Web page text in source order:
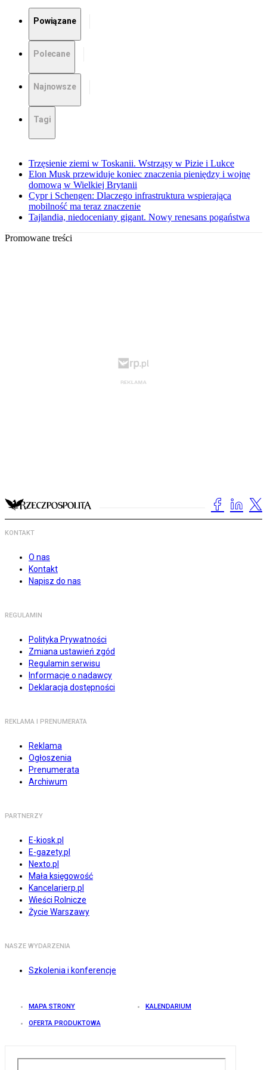
Powiązane
Polecane
Najnowsze
Tagi
Trzęsienie ziemi w Toskanii. Wstrząsy w Pizie i Lukce
Elon Musk przewiduje koniec znaczenia pieniędzy i wojnę
domową w Wielkiej Brytanii
Cypr i Schengen: Dlaczego infrastruktura wspierająca
mobilność ma teraz znaczenie
Tajlandia, niedoceniany gigant. Nowy renesans pogaństwa
Promowane treści
KONTAKT
O nas
Kontakt
Napisz do nas
REGULAMIN
Polityka Prywatności
Zmiana ustawień zgód
Regulamin serwisu
Informacje o nadawcy
Deklaracja dostępności
REKLAMA I PRENUMERATA
Reklama
Ogłoszenia
Prenumerata
Archiwum
PARTNERZY
E-kiosk.pl
E-gazety.pl
Nexto.pl
Mała księgowość
Kancelarierp.pl
Wieści Rolnicze
Życie Warszawy
NASZE WYDARZENIA
Szkolenia i konferencje
MAPA STRONY KALENDARIUM
OFERTA PRODUKTOWA